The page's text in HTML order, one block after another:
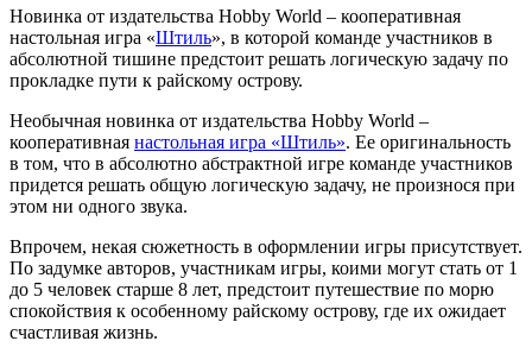
Новинка от издательства Hobby World – кооперативная
настольная игра «Штиль», в которой команде участников в
абсолютной тишине предстоит решать логическую задачу по
прокладке пути к райскому острову.
Необычная новинка от издательства Hobby World –
кооперативная настольная игра «Штиль». Ее оригинальность
в том, что в абсолютно абстрактной игре команде участников
придется решать общую логическую задачу, не произнося при
этом ни одного звука.
Впрочем, некая сюжетность в оформлении игры присутствует.
По задумке авторов, участникам игры, коими могут стать от 1
до 5 человек старше 8 лет, предстоит путешествие по морю
спокойствия к особенному райскому острову, где их ожидает
счастливая жизнь.